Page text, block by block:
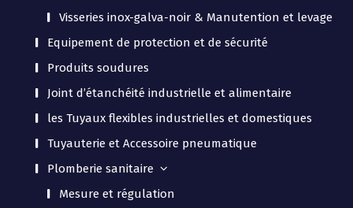
Visseries inox-galva-noir & Manutention et levage
Equipement de protection et de sécurité
Produits soudures
Joint d’étanchéité industrielle et alimentaire
les Tuyaux flexibles industrielles et domestiques
Tuyauterie et Accessoire pneumatique
Plomberie sanitaire
Mesure et régulation